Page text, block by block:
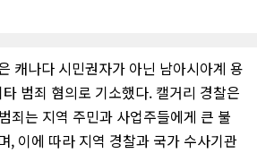
캐나다 시민권자가 아닌 남아시아계 용
범죄 혐의로 기소했다. 캘거리 경찰은
죄는 지역 주민과 사업주들에게 큰 불
, 이에 따라 지역 경찰과 국가 수사기관